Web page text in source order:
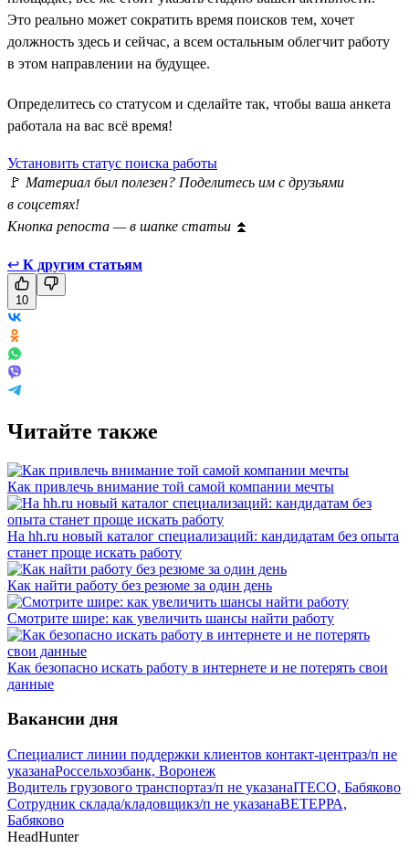
Это реально может сократить время поисков тем, хочет
должность здесь и сейчас, а всем остальным облегчит работу
в этом направлении на будущее.
Определитесь со статусом и сделайте так, чтобы ваша анкета
работала на вас всё время!
Установить статус поиска работы
🚩 Материал был полезен? Поделитесь им с друзьями
в соцсетях!
Кнопка репоста — в шапке статьи ⏫
↩ К другим статьям
10
Читайте также
Как привлечь внимание той самой компании мечты
На hh.ru новый каталог специализаций: кандидатам без опыта
станет проще искать работу
Как найти работу без резюме за один день
Смотрите шире: как увеличить шансы найти работу
Как безопасно искать работу в интернете и не потерять свои
данные
Вакансии дня
Специалист линии поддержки клиентов контакт-центраз/п не
указанаРоссельхозбанк, Воронеж
Водитель грузового транспортаз/п не указанаITECO, Бабяково
Сотрудник склада/кладовщикз/п не указанаВЕТЕРРА,
Бабяково
HeadHunter